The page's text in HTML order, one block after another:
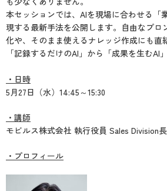
本セッションでは、AIを現場に合わせる
現する最新手法を公開します。自由なプ
化や、そのまま使えるナレッジ作成にも直
「記録するだけのAI」から「成果を生む
・日時
5月27日（水）14:45～15:30
・講師
モビルス株式会社 執行役員 Sales Division
・プロフィール